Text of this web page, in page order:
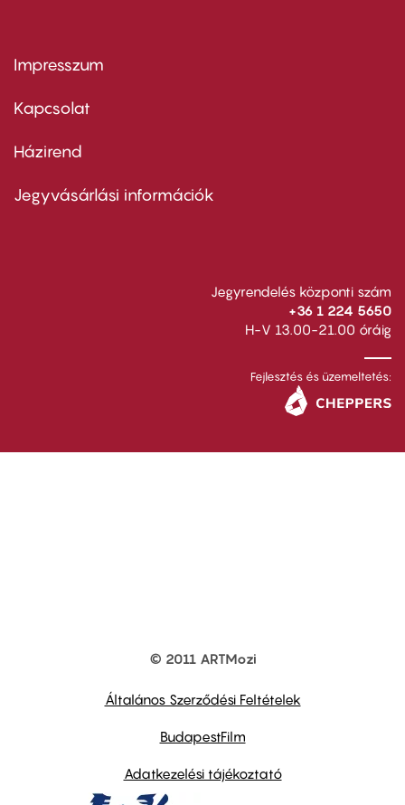
Footer
first
Impresszum
Kapcsolat
Footer
second
Házirend
Jegyvásárlási információk
Jegyrendelés központi szám
+36 1 224 5650
H-V 13.00-21.00 óráig
Fejlesztés és üzemeltetés:
© 2011 ARTMozi
Általános Szerződési Feltételek
BudapestFilm
Adatkezelési tájékoztató